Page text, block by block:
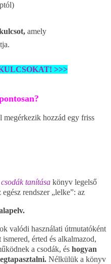
amely
>>>
megérkezik hozzád egy friss
tanítása könyv legelső
rendszer „lelke”: az
valódi használati útmutatóként
érted és alkalmazod,
a csodák, és hogyan
Nélkülük a könyv